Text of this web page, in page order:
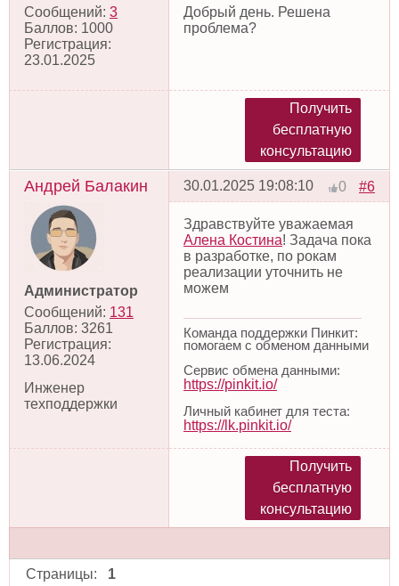
Сообщений: 3
Баллов: 1000
Регистрация:
23.01.2025
Добрый день. Решена
проблема?
Получить
бесплатную
консультацию
Андрей Балакин
Администратор
Сообщений: 131
Баллов: 3261
Регистрация:
13.06.2024
Инженер
техподдержки
#6
0
30.01.2025 19:08:10
Здравствуйте уважаемая
Алена Костина! Задача пока
в разработке, по рокам
реализации уточнить не
можем
Команда поддержки Пинкит:
помогаем с обменом данными
Сервис обмена данными:
https://pinkit.io/
Личный кабинет для теста:
https://lk.pinkit.io/
Получить
бесплатную
консультацию
Страницы: 1